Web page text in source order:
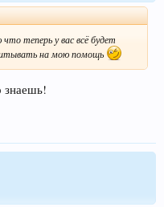
теперь у вас всё будет
на мою помощь
знаешь!